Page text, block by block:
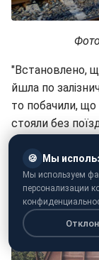
"Встановлено,
йшла по
то побачили, що
стояли без
дівчинка впала
🍪 Мы
Мы используем
персонализации